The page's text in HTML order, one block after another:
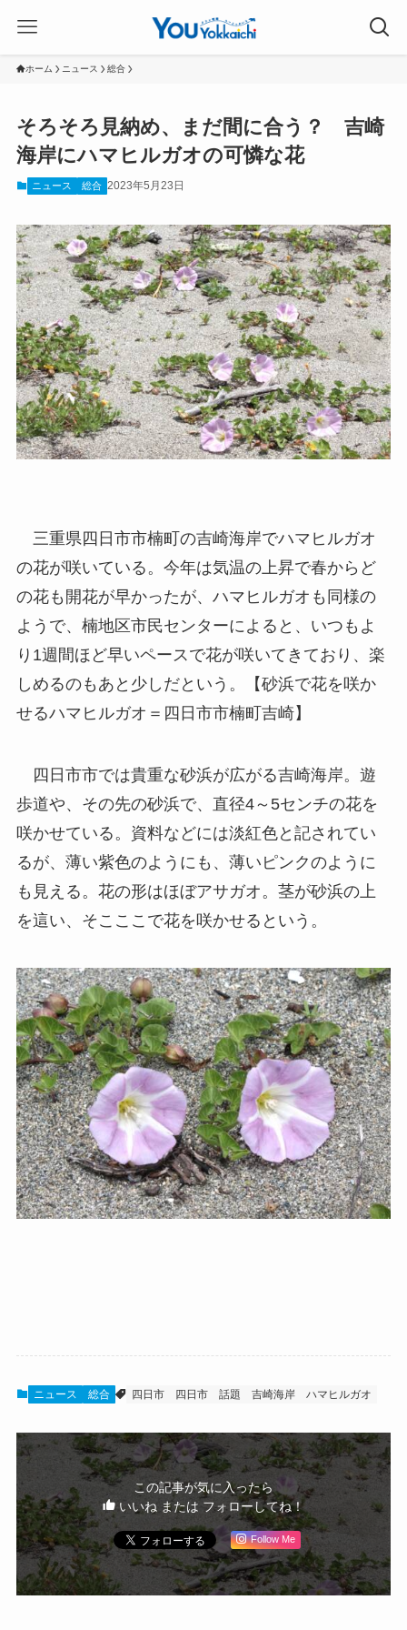
ホーム ニュース 総合
そろそろ見納め、まだ間に合う？ 吉崎
海岸にハマヒルガオの可憐な花
ニュース 総合 2023年5月23日
三重県四日市市楠町の吉崎海岸でハマヒルガオ
の花が咲いている。今年は気温の上昇で春からど
の花も開花が早かったが、ハマヒルガオも同様の
ようで、楠地区市民センターによると、いつもよ
り1週間ほど早いペースで花が咲いてきており、楽
しめるのもあと少しだという。【砂浜で花を咲か
せるハマヒルガオ＝四日市市楠町吉崎】
四日市市では貴重な砂浜が広がる吉崎海岸。遊
歩道や、その先の砂浜で、直径4～5センチの花を
咲かせている。資料などには淡紅色と記されてい
るが、薄い紫色のようにも、薄いピンクのように
も見える。花の形はほぼアサガオ。茎が砂浜の上
を這い、そこここで花を咲かせるという。
ニュース 総合 四日市 四日市 話題 吉崎海岸 ハマヒルガオ
この記事が気に入ったら
いいね または フォローしてね！
Follow Me